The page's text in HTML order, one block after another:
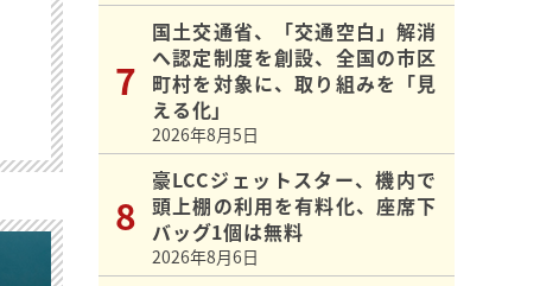
国土交通省、「交通空白」解消
へ認定制度を創設、全国の市区
町村を対象に、取り組みを「見
える化」
2026年8月5日
豪LCCジェットスター、機内で
頭上棚の利用を有料化、座席下
バッグ1個は無料
2026年8月6日